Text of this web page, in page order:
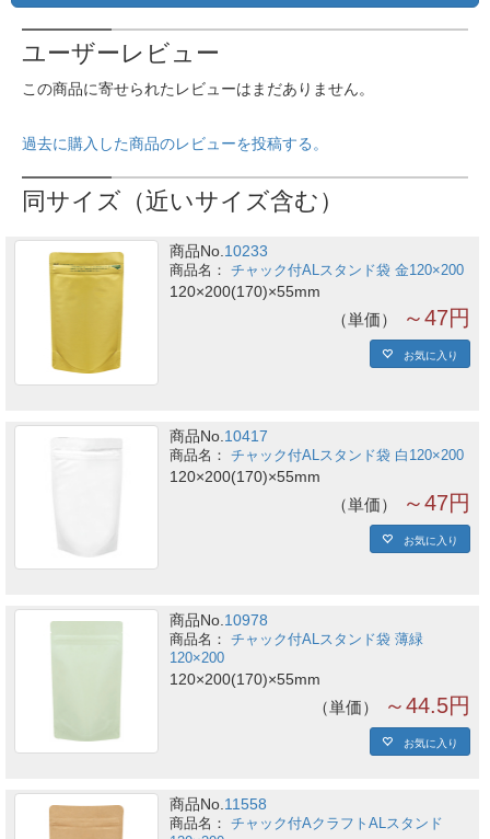
ユーザーレビュー
この商品に寄せられたレビューはまだありません。
過去に購入した商品のレビューを投稿する。
同サイズ（近いサイズ含む）
商品No. 10233
チャック付ALスタンド袋 金120×200
120×200(170)×55mm
単価 ～47円
お気に入り
商品No. 10417
チャック付ALスタンド袋 白120×200
120×200(170)×55mm
単価 ～47円
お気に入り
商品No. 10978
チャック付ALスタンド袋 薄緑
120×200
120×200(170)×55mm
単価 ～44.5円
お気に入り
商品No. 11558
チャック付AクラフトALスタンド